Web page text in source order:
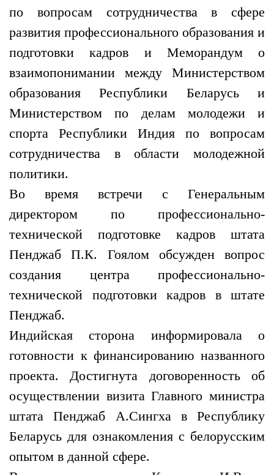
по вопросам сотрудничества в сфере
развития профессионального образования и
подготовки кадров и Меморандум о
взаимопонимании между Министерством
образования Республики Беларусь и
Министерством по делам молодежи и
спорта Республики Индия по вопросам
сотрудничества в области молодежной
политики.
Во время встречи с Генеральным
директором по профессионально-
технической подготовке кадров штата
Пенджаб П.К. Гоялом обсужден вопрос
создания центра профессионально-
технической подготовки кадров в штате
Пенджаб.
Индийская сторона информировала о
готовности к финансированию названного
проекта. Достигнута договоренность об
осуществлении визита Главного министра
штата Пенджаб А.Сингха в Республику
Беларусь для ознакомления с белорусским
опытом в данной сфере.